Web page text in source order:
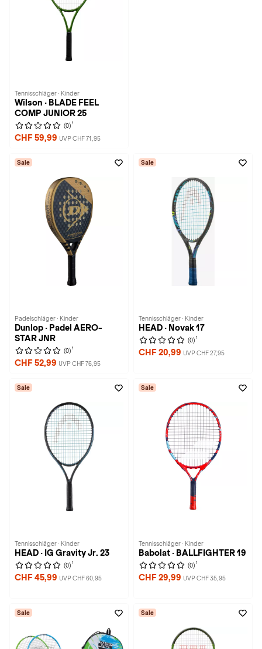
Tennisschläger · Kinder
Wilson · BLADE FEEL
COMP JUNIOR 25
(0) 1
CHF 59,99 UVP CHF 71,95
Sale
Padelschläger · Kinder
Dunlop · Padel AERO-
STAR JNR
(0) 1
CHF 52,99 UVP CHF 76,95
Sale
Tennisschläger · Kinder
HEAD · Novak 17
(0) 1
CHF 20,99 UVP CHF 27,95
Sale
Tennisschläger · Kinder
HEAD · IG Gravity Jr. 23
(0) 1
CHF 45,99 UVP CHF 60,95
Sale
Tennisschläger · Kinder
Babolat · BALLFIGHTER 19
(0) 1
CHF 29,99 UVP CHF 35,95
Sale Sale